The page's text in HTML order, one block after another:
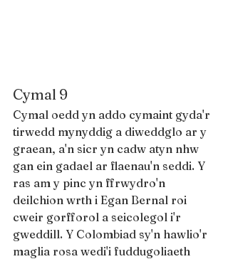
Cymal 9
Cymal oedd yn addo cymaint gyda'r
tirwedd mynyddig a diweddglo ar y
graean, a'n sicr yn cadw atyn nhw
gan ein gadael ar flaenau'n seddi. Y
ras am y pinc yn ffrwydro'n
deilchion wrth i Egan Bernal roi
cweir gorfforol a seicolegol i'r
gweddill. Y Colombiad sy'n hawlio'r
maglia rosa wedi'i fuddugoliaeth